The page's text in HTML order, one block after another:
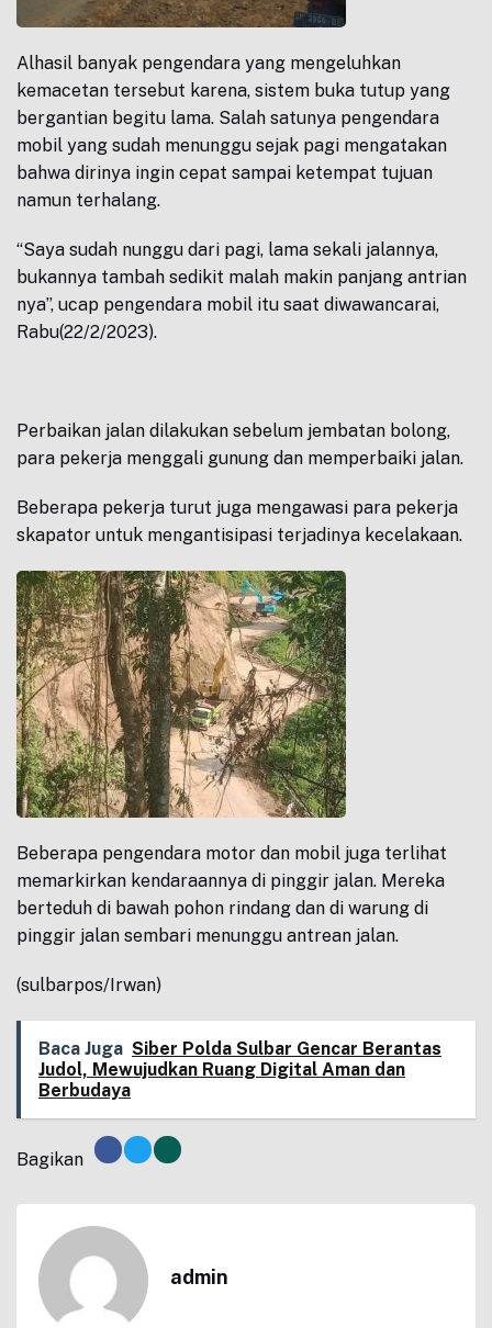
Alhasil banyak pengendara yang mengeluhkan
kemacetan tersebut karena, sistem buka tutup yang
bergantian begitu lama. Salah satunya pengendara
mobil yang sudah menunggu sejak pagi mengatakan
bahwa dirinya ingin cepat sampai ketempat tujuan
namun terhalang.
“Saya sudah nunggu dari pagi, lama sekali jalannya,
bukannya tambah sedikit malah makin panjang antrian
nya”, ucap pengendara mobil itu saat diwawancarai,
Rabu(22/2/2023).
Perbaikan jalan dilakukan sebelum jembatan bolong,
para pekerja menggali gunung dan memperbaiki jalan.
Beberapa pekerja turut juga mengawasi para pekerja
skapator untuk mengantisipasi terjadinya kecelakaan.
Beberapa pengendara motor dan mobil juga terlihat
memarkirkan kendaraannya di pinggir jalan. Mereka
berteduh di bawah pohon rindang dan di warung di
pinggir jalan sembari menunggu antrean jalan.
(sulbarpos/Irwan)
Baca Juga Siber Polda Sulbar Gencar Berantas
Judol, Mewujudkan Ruang Digital Aman dan
Berbudaya
Bagikan
admin